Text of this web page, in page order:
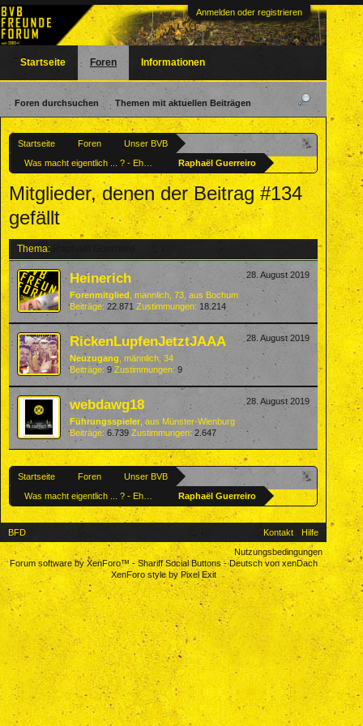
Anmelden oder registrieren
Startseite Foren
Unser BVB
Was macht eigentlich ... ? - Ehemalige BVBlerRaphaël Guerreiro
Mitglieder, denen der Beitrag #134
gefällt
Thema:
28. August 2019
Heinerich
Forenmitglied , männlich, 73, aus Bochum
Beiträge: 22.871 Zustimmungen: 18.214
28. August 2019
RickenLupfenJetztJAAA
Neuzugang , männlich, 34
Beiträge: 9 Zustimmungen: 9
28. August 2019
webdawg18
Führungsspieler ,aus Münster-Wienburg
Beiträge: 6.739 Zustimmungen: 2.647
Startseite Foren
Unser BVB
Was macht eigentlich ... ? - Ehemalige BVBlerRaphaël Guerreiro
Startseite Foren
Foren durchsuchen Themen mit aktuellen Beiträgen
Informationen
BFD Kontakt
Hilfe
Nutzungsbedingungen
Forum software by XenForo™-Shariff Social Buttons-Deutsch von xenDach
XenForo style by Pixel Exit